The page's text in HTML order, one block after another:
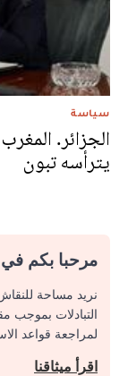
سياسة
الجزائر.
يترأسه تبون
مرحبا بكم في
نريد مساحة
التبادلات بموجب
لمراجعة قواعد
اقرأ ميثاقنا